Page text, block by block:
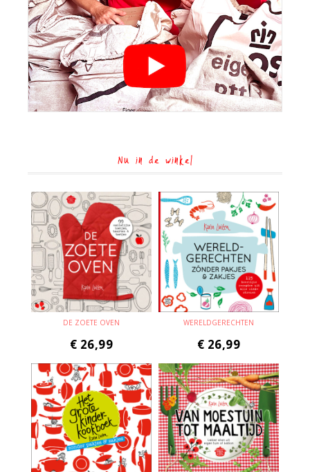
Nu in de winkel
DE ZOETE OVEN
€ 26,99
WERELDGERECHTEN
€ 26,99